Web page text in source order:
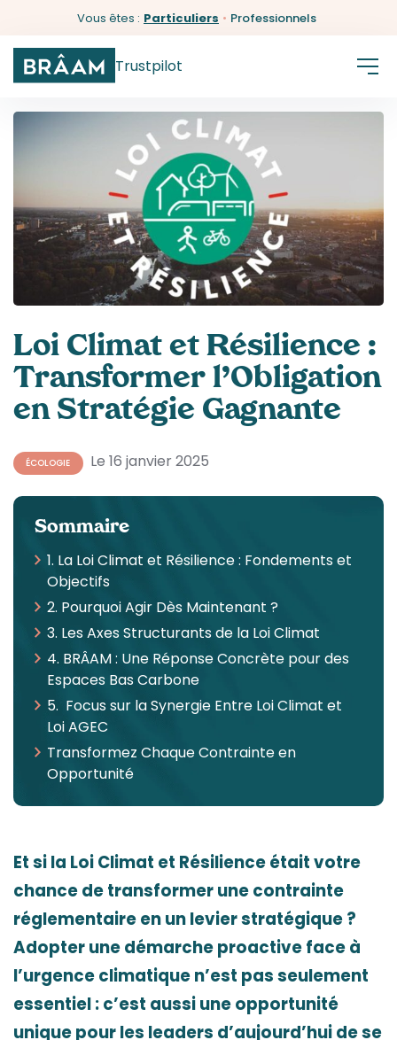
Vous êtes : Particuliers • Professionnels
Trustpilot
Loi Climat et Résilience :
Transformer l’Obligation
en Stratégie Gagnante
ÉCOLOGIE Le 16 janvier 2025
Sommaire
1. La Loi Climat et Résilience : Fondements et
Objectifs
2. Pourquoi Agir Dès Maintenant ?
3. Les Axes Structurants de la Loi Climat
4. BRÂAM : Une Réponse Concrète pour des
Espaces Bas Carbone
5. Focus sur la Synergie Entre Loi Climat et
Loi AGEC
Transformez Chaque Contrainte en
Opportunité
Et si la Loi Climat et Résilience était votre
chance de transformer une contrainte
réglementaire en un levier stratégique ?
Adopter une démarche proactive face à
l’urgence climatique n’est pas seulement
essentiel : c’est aussi une opportunité
unique pour les leaders d’aujourd’hui de se